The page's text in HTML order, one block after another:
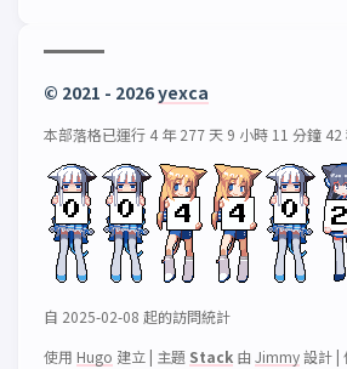
© 2021 - 2026yexca
本部落格已運行 4 年 277 天 9 小時 11 分鐘 42
自 2025-02-08 起的訪問統計
使用 Hugo 建立 | 主題 Stack 由 Jimmy設計 |